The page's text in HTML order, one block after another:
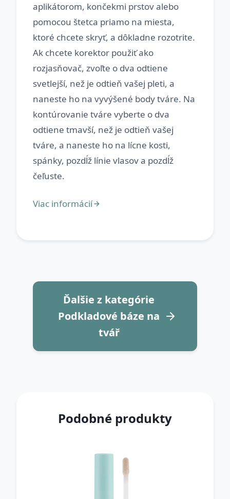
aplikátorom, končekmi prstov alebo
pomocou štetca priamo na miesta,
ktoré chcete skryť, a dôkladne rozotrite.
Ak chcete korektor použiť ako
rozjasňovač, zvoľte o dva odtiene
svetlejší, než je odtieň vašej pleti, a
naneste ho na vyvýšené body tváre. Na
kontúrovanie tváre vyberte o dva
odtiene tmavší, než je odtieň vašej
tváre, a naneste ho na lícne kosti,
spánky, pozdĺž línie vlasov a pozdĺž
Ďalšie z kategórie
Podkladové báze na
tvář
Podobné produkty